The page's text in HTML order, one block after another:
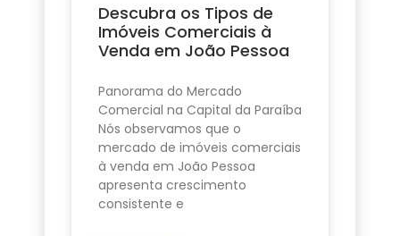
Descubra os Tipos de
Imóveis Comerciais à
Venda em João Pessoa
Panorama do Mercado
Comercial na Capital da Paraíba
Nós observamos que o
mercado de imóveis comerciais
à venda em João Pessoa
apresenta crescimento
consistente e